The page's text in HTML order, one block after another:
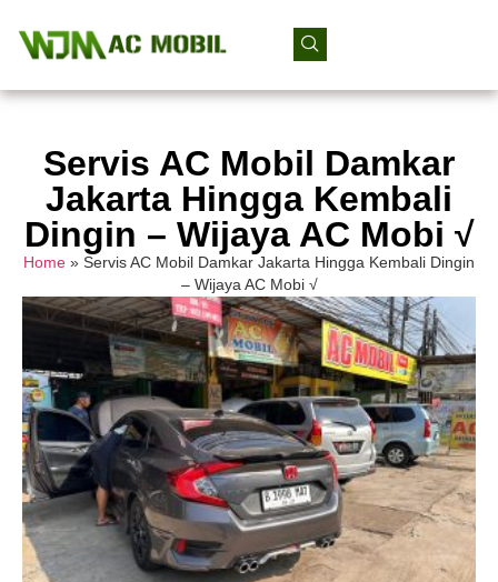
Servis AC Mobil Damkar
Jakarta Hingga Kembali
Dingin – Wijaya AC Mobi √
Home » Servis AC Mobil Damkar Jakarta Hingga Kembali Dingin
– Wijaya AC Mobi √